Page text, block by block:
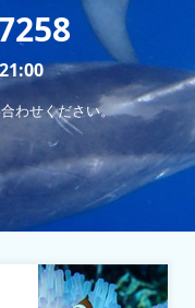
わせください。